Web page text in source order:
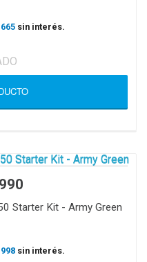
sin interés.
Starter Kit - Army Green
sin interés.